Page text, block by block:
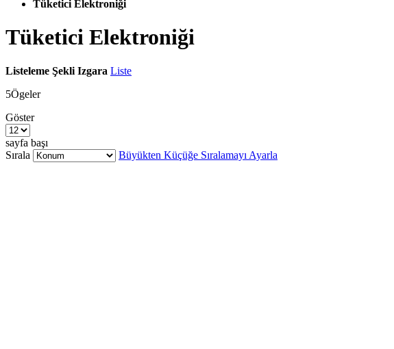
Tüketici Elektroniği
Tüketici Elektroniği
Listeleme Şekli Izgara Liste
5Ögeler
Göster
sayfa başı
Sırala
Büyükten Küçüğe Sıralamayı Ayarla